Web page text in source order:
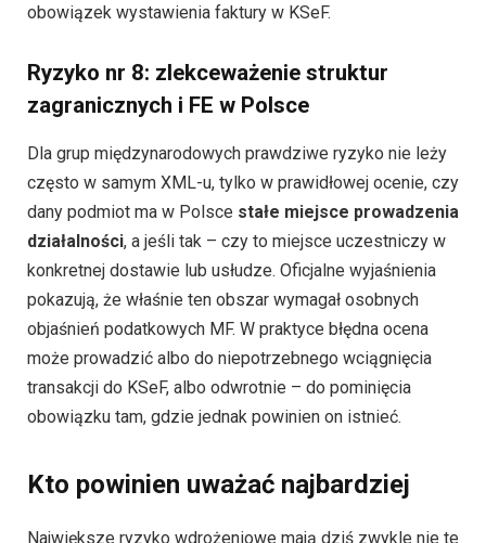
obowiązek wystawienia faktury w KSeF.
Ryzyko nr 8: zlekceważenie struktur
zagranicznych i FE w Polsce
Dla grup międzynarodowych prawdziwe ryzyko nie leży
często w samym XML-u, tylko w prawidłowej ocenie, czy
dany podmiot ma w Polsce stałe miejsce prowadzenia
działalności, a jeśli tak – czy to miejsce uczestniczy w
konkretnej dostawie lub usłudze. Oficjalne wyjaśnienia
pokazują, że właśnie ten obszar wymagał osobnych
objaśnień podatkowych MF. W praktyce błędna ocena
może prowadzić albo do niepotrzebnego wciągnięcia
transakcji do KSeF, albo odwrotnie – do pominięcia
obowiązku tam, gdzie jednak powinien on istnieć.
Kto powinien uważać najbardziej
Największe ryzyko wdrożeniowe mają dziś zwykle nie te